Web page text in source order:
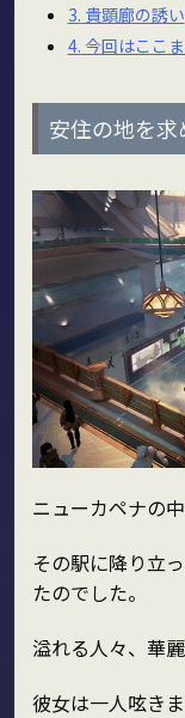
3. 貴顕廊の誘い
4. 今回はここ
安住の地を求
ニューカペナの
その駅に降り立
たのでした。
溢れる人々、華
彼女は一人呟きま